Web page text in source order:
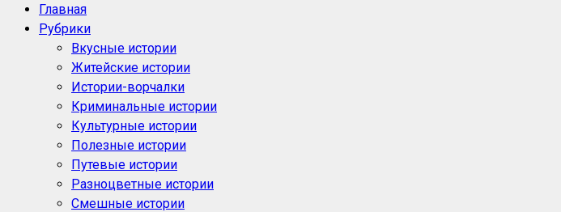
Блог историй NoorySan
Главная
Рубрики
Вкусные истории
Житейские истории
Истории-ворчалки
Криминальные истории
Культурные истории
Полезные истории
Путевые истории
Разноцветные истории
Смешные истории